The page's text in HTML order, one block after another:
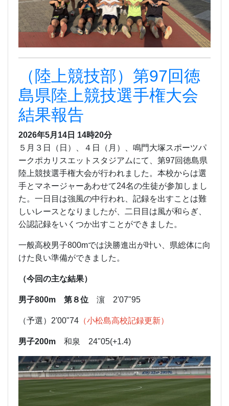
（陸上競技部）第97回徳
島県陸上競技選手権大会
結果報告
2026年5月14日 14時20分
５月３日（日）、４日（月）、鳴門大塚スポーツパ
ークポカリスエットスタジアムにて、第97回徳島県
陸上競技選手権大会が行われました。本校からは選
手とマネージャーあわせて24名の生徒が参加しまし
た。一日目は強風の中行われ、記録を出すことは難
しいレースとなりましたが、二日目は風が和らぎ、
公認記録をいくつか出すことができました。
一般高校男子800mでは決勝進出が叶い、県総体に向
けた良い準備ができました。
（今回の主な結果）
男子800m 第８位 濵 2'07"95
（予選）2'00"74 （小松島高校記録更新）
男子200m 和泉 24"05(+1.4)